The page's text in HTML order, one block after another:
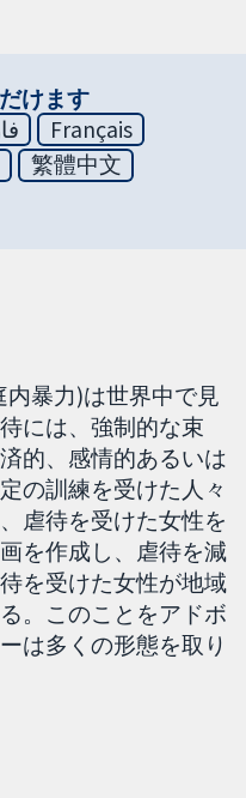
けます
Français
繁體中文
暴力)は世界中で見
には、強制的な束
的、感情的あるいは
の訓練を受けた人々
虐待を受けた女性を
を作成し、虐待を減
を受けた女性が地域
。このことをアドボ
は多くの形態を取り